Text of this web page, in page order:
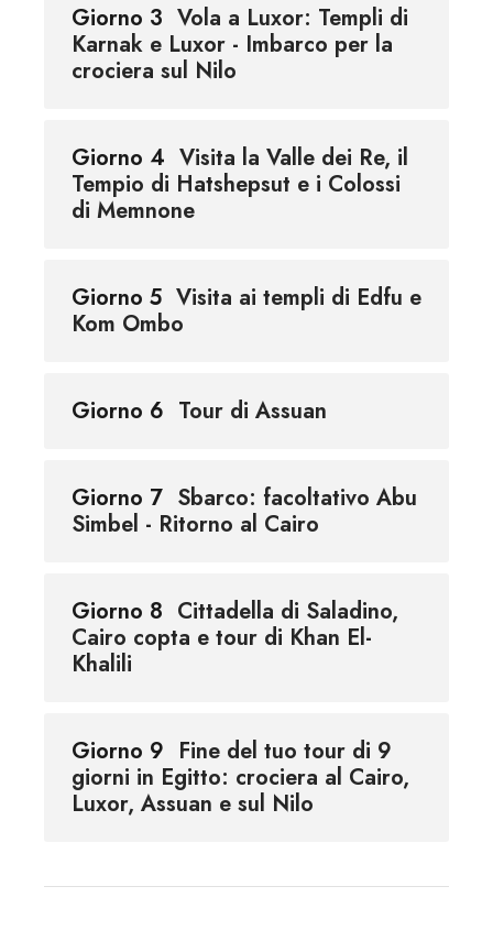
Giorno 3 Vola a Luxor: Templi di
Karnak e Luxor - Imbarco per la
crociera sul Nilo
Giorno 4 Visita la Valle dei Re, il
Tempio di Hatshepsut e i Colossi
di Memnone
Giorno 5 Visita ai templi di Edfu e
Kom Ombo
Giorno 6 Tour di Assuan
Giorno 7 Sbarco: facoltativo Abu
Simbel - Ritorno al Cairo
Giorno 8 Cittadella di Saladino,
Cairo copta e tour di Khan El-
Khalili
Giorno 9 Fine del tuo tour di 9
giorni in Egitto: crociera al Cairo,
Luxor, Assuan e sul Nilo